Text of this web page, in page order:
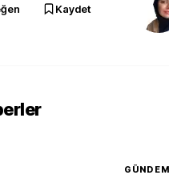
Kaydet
GÜNDEM